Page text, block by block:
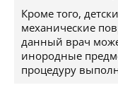
Кроме того,
механические
данный врач
инородные
процедуру